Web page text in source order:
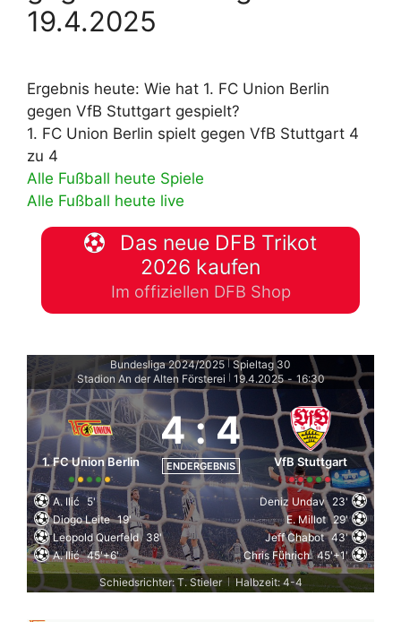
19.4.2025
Ergebnis heute: Wie hat 1. FC Union Berlin
gegen VfB Stuttgart gespielt?
1. FC Union Berlin spielt gegen VfB Stuttgart 4
zu 4
Alle Fußball heute Spiele
Alle Fußball heute live
Das neue DFB Trikot
2026 kaufen
Im offiziellen DFB Shop
Bundesliga 2024/2025 | Spieltag 30
Stadion An der Alten Försterei
19.4.2025 - 16:30
1. FC Union Berlin
4 : 4
ENDERGEBNIS VfB Stuttgart
A. Ilić 5'
Diogo Leite 19'
Leopold Querfeld 38'
A. Ilić 45'+6'
Deniz Undav 23'
E. Millot 29'
Jeff Chabot 43'
Chris Führich 45'+1'
Schiedsrichter: T. Stieler
Halbzeit: 4-4